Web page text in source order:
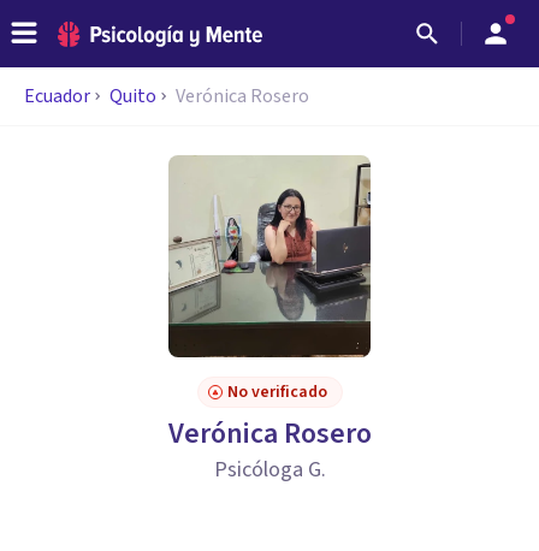
Ecuador Quito Verónica Rosero
No verificado
Verónica Rosero
Psicóloga G.